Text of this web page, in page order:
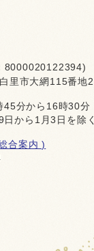
8000020122394)
里市大網115番地2
45分から16時30分
から1月3日を除く
合案内 )